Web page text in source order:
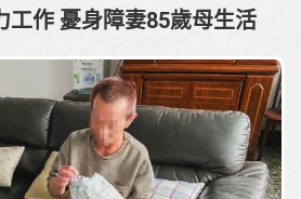
0
工作 憂身障妻85歲母生活